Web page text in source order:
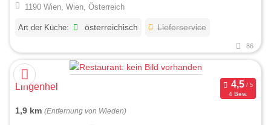
1190 Wien, Wien, Österreich
Art der Küche: österreichisch Lieferservice
86
Lingenhel
4 Bew.
1,9 km (Entfernung von Wieden)